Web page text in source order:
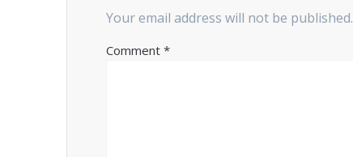
Your email address will not be published.
Comment*